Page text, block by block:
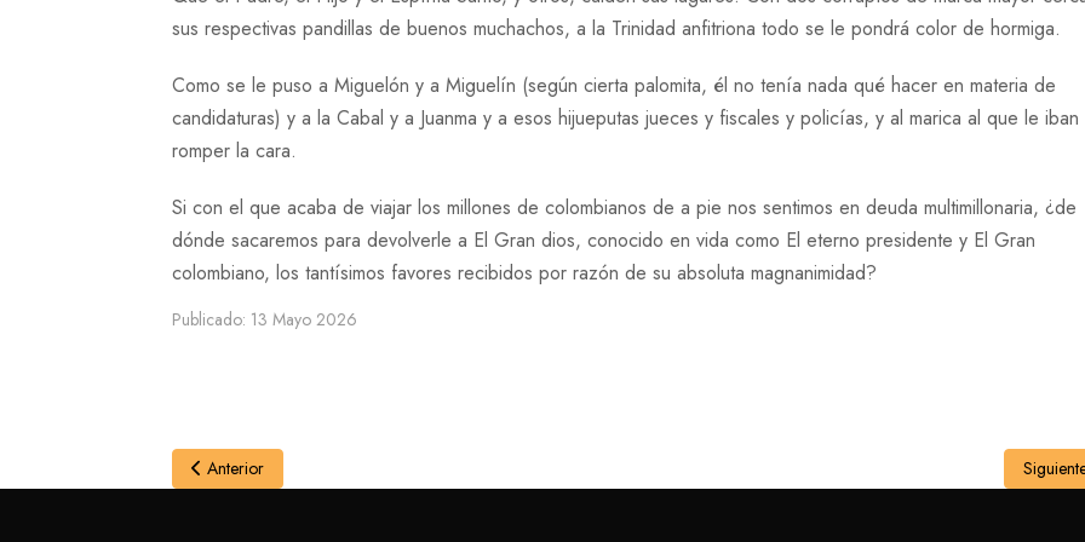
sus respectivas pandillas de buenos muchachos, a la Trinidad anfitriona todo se le pondrá color de hormiga.
Como se le puso a Miguelón y a Miguelín (según cierta palomita, él no tenía nada qué hacer en materia de
candidaturas) y a la Cabal y a Juanma y a esos hijueputas jueces y fiscales y policías, y al marica al que le iban
romper la cara.
Si con el que acaba de viajar los millones de colombianos de a pie nos sentimos en deuda multimillonaria, ¿de
dónde sacaremos para devolverle a El Gran dios, conocido en vida como El eterno presidente y El Gran
colombiano, los tantísimos favores recibidos por razón de su absoluta magnanimidad?
Publicado: 13 Mayo 2026
Anterior